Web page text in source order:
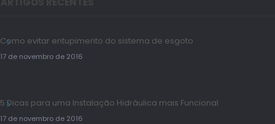
Como evitar entupimento do sistema de esgoto
17 de novembro de 2016
5 Dicas para uma Instalação Hidráulica mais Funcional
17 de novembro de 2016